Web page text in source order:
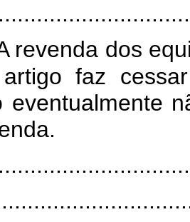
revenda dos
faz
eventualmente